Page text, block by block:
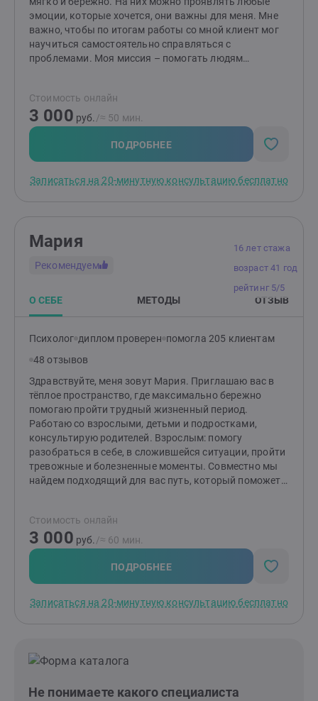
эмоции, которые хочется, они важны для меня. Мне
важно, чтобы по итогам работы со мной клиент мог
научиться самостоятельно справляться с
проблемами. Моя миссия – помогать людям
работы вам отзываются, то буду рада видеть вас на
консультациях. Я работаю индивидуально и в паре от
16 лет (с согласия родителей). НЕ работаю с: теми, кто
не верит в психологию; теми, кого заставили прийти;
тяжёлыми психиатрическими диагнозами; любыми
партнёрами в отношениях.
Стоимость онлайн
3 000 руб. /≈ 50 мин.
ПОДРОБНЕЕ
Записаться на 20-минутную консультацию бесплатно
16 лет стажа
возраст 41 год
рейтинг 5/5
Мария
Рекомендуем
О СЕБЕ МЕТОДЫ ОТЗЫВ
Психолог диплом проверен помогла 205 клиентам
48 отзывов
Здравствуйте, меня зовут Мария. Приглашаю вас в
тёплое пространство, где максимально бережно
помогаю пройти трудный жизненный период.
Работаю со взрослыми, детьми и подростками,
консультирую родителей. Взрослым: помогу
разобраться в себе, в сложившейся ситуации, пройти
тревожные и болезненные моменты. Совместно мы
найдем подходящий для вас путь, который поможет
страхами, вспышками гнева, эмоциональной
чувствительностью и ранимостью, обрести
уверенность, улучшить отношения с окружающими.
Родителям: помогу разобраться в причинах
возникших трудностей и найти эффективные способы
отношения и понять своего ребенка.
Стоимость онлайн
3 000 руб. /≈ 60 мин.
ПОДРОБНЕЕ
Записаться на 20-минутную консультацию бесплатно
Не понимаете какого специалиста